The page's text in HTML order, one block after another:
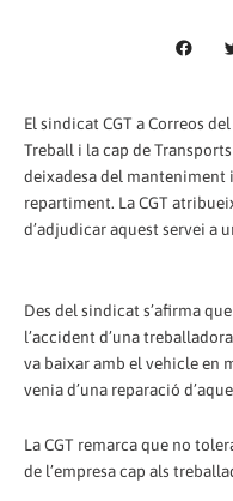
El sindicat CGT a Correos
Treball i la cap de
deixadesa del manteniment
repartiment. La CGT
d’adjudicar aquest servei a
Des del sindicat s’afirma
l’accident d’una
va baixar amb el vehicle en
venia d’una reparació
La CGT remarca que no
de l’empresa cap als